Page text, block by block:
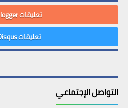
تعليقات Blogger
تعليقات Disqus
التواصل الإجتماعي